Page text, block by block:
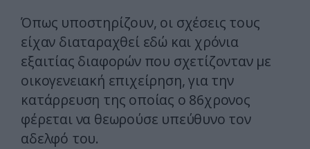
Όπως υποστηρίζουν, οι σχέσεις τους
είχαν διαταραχθεί εδώ και χρόνια
εξαιτίας διαφορών που σχετίζονταν με
οικογενειακή επιχείρηση, για την
κατάρρευση της οποίας ο 86χρονος
φέρεται να θεωρούσε υπεύθυνο τον
αδελφό του.